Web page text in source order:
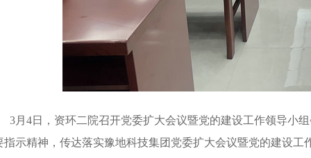
3月4日，资环二院召开党委扩大会议暨党的建设工作领导小
指示精神，传达落实豫地科技集团党委扩大会议暨党的建设